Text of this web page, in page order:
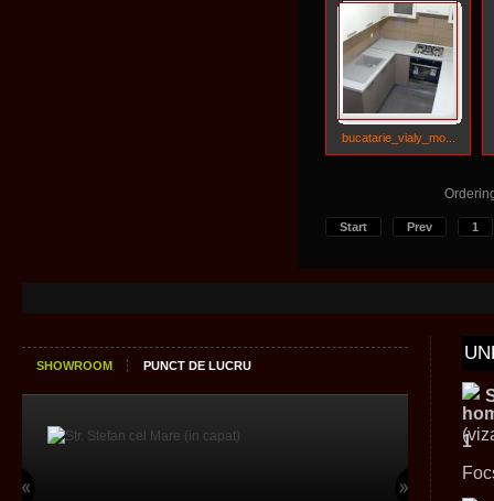
bucatarie_vialy_mo...
Start Prev 1
SHOWROOM PUNCT DE LUCRU